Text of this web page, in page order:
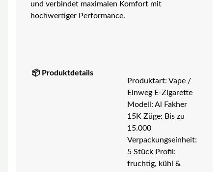
und verbindet maximalen Komfort mit
hochwertiger Performance.
📦 Produktdetails
Produktart: Vape /
Einweg E-Zigarette
Modell: Al Fakher
15K Züge: Bis zu
15.000
Verpackungseinheit:
5 Stück Profil:
fruchtig, kühl &